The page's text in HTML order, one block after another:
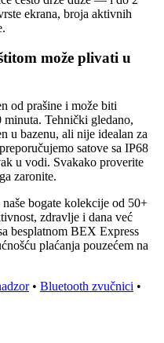
ekrana, broja aktivnih
može plivati u
od prašine i može biti
Tehnički gledano,
u bazenu, ali nije idealan za
satove sa IP68
u vodi. Svakako proverite
zaronite.
bogatе kolekcije od 50+
zdravlje i dana već
besplatnom BEX Express
plaćanja pouzećem na
• Bluetooth zvučnici •